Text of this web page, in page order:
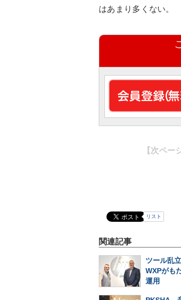
はあまり多くない。
【次ペー
リスト
関連記事
ツール乱
WXPがも
運用